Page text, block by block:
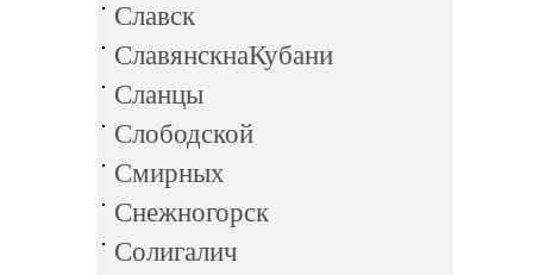
Славск
СлавянскнаКубани
Сланцы
Слободской
Смирных
Снежногорск
Солигалич